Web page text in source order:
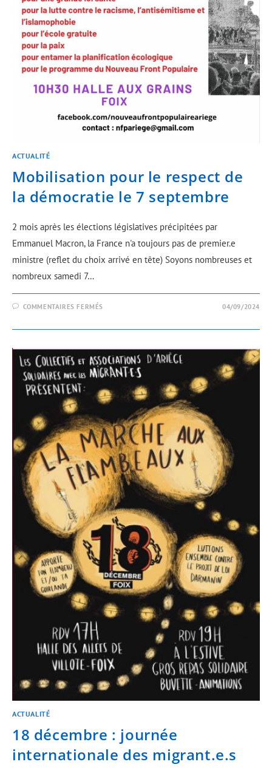
ACTUALITÉ
Mobilisation pour le respect de
la démocratie le 7 septembre
2 mois après les élections législatives précipitées par
Emmanuel Macron, la France n'a toujours pas de premier.e
ministre (reflet du choix arrivé en tête) Soyons nombreuses et
nombreux samedi 7…
COMMENTAIRES FERMÉS 04/09/2024
ACTUALITÉ
18 décembre : journée
internationale des migrant.e.s